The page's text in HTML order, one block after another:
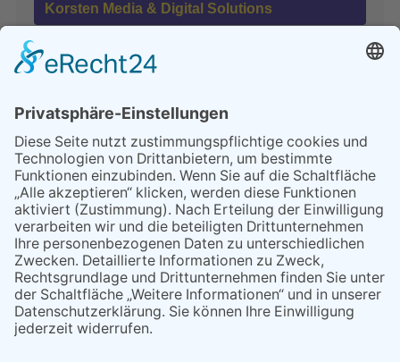
Korsten Media & Digital Solutions
365 Tage im Jahr
Mittelrhein Tageblatt – Deutsches-Tageblatt – Das
News- und Ratgeberportal